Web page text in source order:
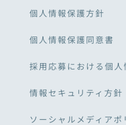
個人情報保護方針
個人情報保護同意書
採用応募における個
情報セキュリティ方針
ソーシャルメディアポ